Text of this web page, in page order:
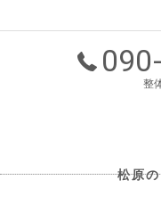
整
松原